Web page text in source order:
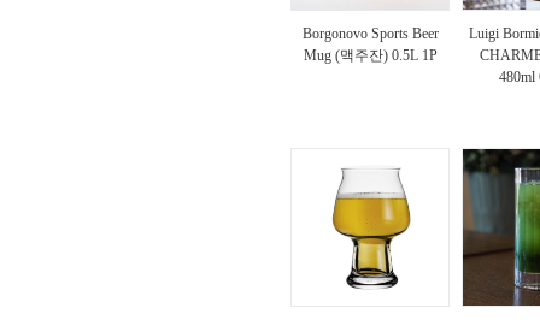
Borgonovo Sports Beer
Mug (맥주잔) 0.5L 1P
Luigi
480ml